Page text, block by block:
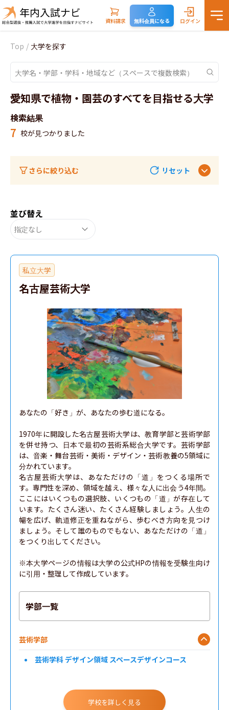
資料請求 無料会員になる ログイン
Top / 大学を探す
愛知県で植物・園芸のすべてを目指せる大学
検索結果
7 校が見つかりました
さらに絞り込む リセット
並び替え
指定なし
私立大学
名古屋芸術大学
あなたの「好き」が、あなたの歩む道になる。
1970年に開設した名古屋芸術大学は、教育学部と芸術学部
を併せ持つ、日本で最初の芸術系総合大学です。芸術学部
は、音楽・舞台芸術・美術・デザイン・芸術教養の5領域に
分かれています。
名古屋芸術大学は、あなただけの「道」をつくる場所で
す。専門性を深め、領域を越え、様々な人に出会う4年間。
ここにはいくつもの選択肢、いくつもの「道」が存在して
います。たくさん迷い、たくさん経験しましょう。人生の
幅を広げ、軌道修正を重ねながら、歩むべき方向を見つけ
ましょう。そして誰のものでもない、あなただけの「道」
をつくり出してください。
※本大学ページの情報は大学の公式HPの情報を受験生向け
に引用・整理して作成しています。
学部一覧
芸術学部
芸術学科 デザイン領域 スペースデザインコース
学校を詳しく見る